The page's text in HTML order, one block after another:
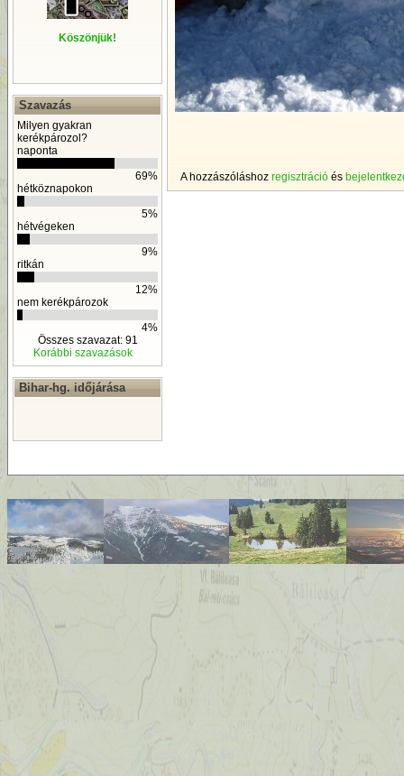
Köszönjük!
Szavazás
Milyen gyakran
kerékpározol?
naponta
69%
hétköznapokon
5%
hétvégeken
9%
ritkán
12%
nem kerékpározok
4%
Összes szavazat: 91
Korábbi szavazások
Bihar-hg. időjárása
A hozzászóláshoz regisztráció és
By